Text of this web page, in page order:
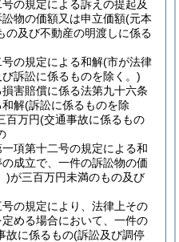
の規定による訴えの提起及
物の価額又は申立価額(元本
の及び不動産の明渡しに係る
の規定による和解(市が法律
訴訟に係るものを除く。)
害賠償に係る法第九十六条
和解(訴訟に係るものを除
百万円(交通事故に係るもの
項第十二号の規定による和
成立で、一件の訴訟物の価
)が三百万円未満のもの及び
の規定により、法律上その
める場合において、一件の
故に係るもの(訴訟及び調停